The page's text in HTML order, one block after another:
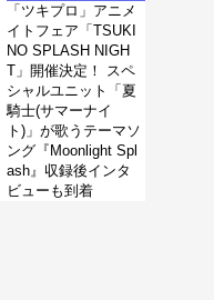
「ツキプロ」アニメ
イトフェア「TSUKI
NO SPLASH NIGH
T」開催決定！ スペ
シャルユニット「夏
騎士(サマーナイ
ト)」が歌うテーマソ
ング『Moonlight Spl
ash』収録後インタ
ビューも到着